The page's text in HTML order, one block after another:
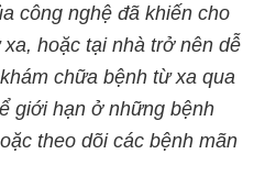
công nghệ đã khiến cho
hoặc tại nhà trở nên dễ
chữa bệnh từ xa qua
giới hạn ở những bệnh
theo dõi các bệnh mãn